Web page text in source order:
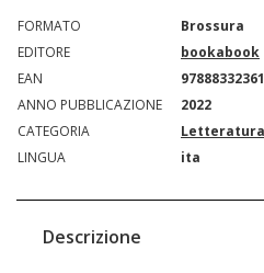
FORMATO
Brossura
EDITORE
bookabook
EAN
ANNO PUBBLICAZIONE
2022
CATEGORIA
Letteratura
LINGUA
ita
Descrizione